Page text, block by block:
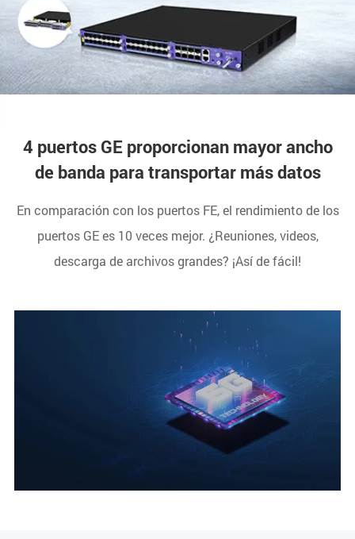
4 puertos GE proporcionan mayor ancho
de banda para transportar más datos
En comparación con los puertos FE, el rendimiento de los
puertos GE es 10 veces mejor. ¿Reuniones, videos,
descarga de archivos grandes? ¡Así de fácil!